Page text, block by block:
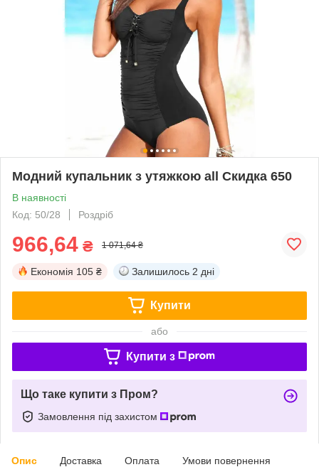
Модний купальник з утяжкою all Скидка 650
В наявності
Код: 50/28
Роздріб
966,64 ₴ 1 071,64 ₴
Економія 105 ₴ Залишилось 2 дні
Купити
або
Купити з
Що таке купити з Пром?
Замовлення під захистом
Опис Доставка Оплата Умови повернення